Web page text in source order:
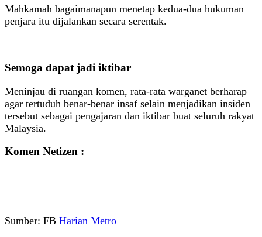
Mahkamah bagaimanapun menetap kedua-dua hukuman
penjara itu dijalankan secara serentak.
Semoga dapat jadi iktibar
Meninjau di ruangan komen, rata-rata warganet berharap
agar tertuduh benar-benar insaf selain menjadikan insiden
tersebut sebagai pengajaran dan iktibar buat seluruh rakyat
Malaysia.
Komen Netizen :
Sumber: FB Harian Metro